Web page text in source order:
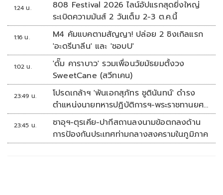
1:24 น.
808 Festival 2026 ไลน์อัปแรกสุดยิ่งใหญ่
ระเบิดความมันส์ 2 วันเต็ม 2-3 ต.ค.นี้
1:16 น.
M4 คัมแบคตามสัญญา! ปล่อย 2 ซิงเกิลแรก
'อะดรีนาลีน' และ 'ชอบU'
1:02 น.
'ดั๊ม คาราบาว' รวมเพื่อนวัยมัธยมตั้งวง
SweetCane (สวีทเคน)
23:49 น.
โปรดเกล้าฯ 'พันเอกสุภัทร ชูตินันทน์' ดำรง
ตำแหน่งนายทหารปฏิบัติการฯ-พระราชทานยศ
'พลตรี'
23:45 น.
ซาอุฯ-ตุรเคีย-ปากีสถานลงนามข้อตกลงด้าน
การป้องกันประเทศท่ามกลางสงครามในภูมิภาค